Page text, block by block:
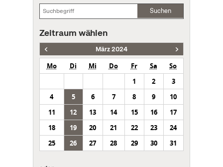
Suchen
Zeitraum wählen
März 2024
Mo Di Mi Do Fr Sa
So
1
2
3
4
5 6 7 8 9
10
11
12 13 14 15 16
17
18
19 20 21 22 23
24
25
26 27 28 29 30 31